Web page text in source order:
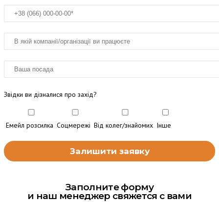
Звідки ви дізналися про захід?
Емейл розсилка Соцмережі Від колег/знайомих Інше
Заполните форму
и наш менеджер свяжется с вами